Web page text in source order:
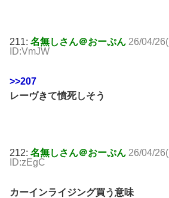
211: 名無しさん＠おーぷん 26/04/
ID:VmJW
>>207
レーヴきて憤死しそう
212: 名無しさん＠おーぷん 26/04/
ID:zEgC
カーインライジング買う意味